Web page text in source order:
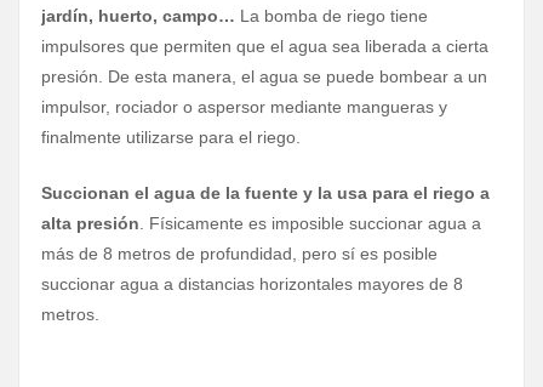
jardín, huerto, campo… La bomba de riego tiene
impulsores que permiten que el agua sea liberada a cierta
presión. De esta manera, el agua se puede bombear a un
impulsor, rociador o aspersor mediante mangueras y
finalmente utilizarse para el riego.
Succionan el agua de la fuente y la usa para el riego a
alta presión . Físicamente es imposible succionar agua a
más de 8 metros de profundidad, pero sí es posible
succionar agua a distancias horizontales mayores de 8
metros.